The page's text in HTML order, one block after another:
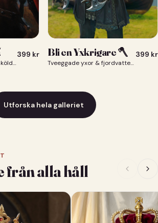
Vargskinn, ringbrynja & sköld — du som nordisk krigsherre ⚔️
399 kr Bli en Yxkrigare 🪓
Tveeggade yxor & fjordvatten bakom dig 🪓
399 kr
Utforska hela galleriet
från alla håll